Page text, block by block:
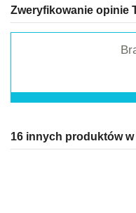
Zweryfikowanie opinie
16 innych produktów